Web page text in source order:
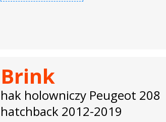
Brink
hak holowniczy Peugeot 208
hatchback 2012-2019